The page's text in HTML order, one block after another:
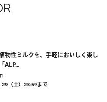
物性ミルクを、手軽においしく楽し
ALP...
（土）23:59まで